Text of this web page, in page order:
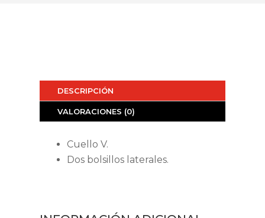
DESCRIPCIÓN
VALORACIONES (0)
Cuello V.
Dos bolsillos laterales.